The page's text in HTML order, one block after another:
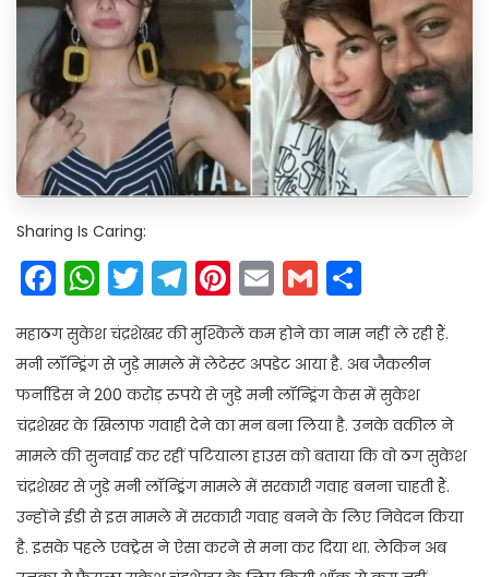
Sharing Is Caring:
Facebook
WhatsApp
Twitter
Telegram
Pinterest
EmailGmail
महाठग सुकेश चंद्रशेखर की मुश्किलें कम होने का नाम नहीं ले रही हैं.
मनी लॉन्ड्रिंग से जुड़े मामले में लेटेस्ट अपडेट आया है. अब जैकलीन
फर्नांडिस ने 200 करोड़ रुपये से जुड़े मनी लॉन्ड्रिंग केस में सुकेश
चंद्रशेखर के खिलाफ गवाही देने का मन बना लिया है. उनके वकील ने
मामले की सुनवाई कर रहीं पटियाला हाउस को बताया कि वो ठग सुकेश
चंद्रशेखर से जुड़े मनी लॉन्ड्रिंग मामले में सरकारी गवाह बनना चाहती हैं.
उन्होंने ईडी से इस मामले में सरकारी गवाह बनने के लिए निवेदन किया
है. इसके पहले एक्ट्रेस ने ऐसा करने से मना कर दिया था. लेकिन अब